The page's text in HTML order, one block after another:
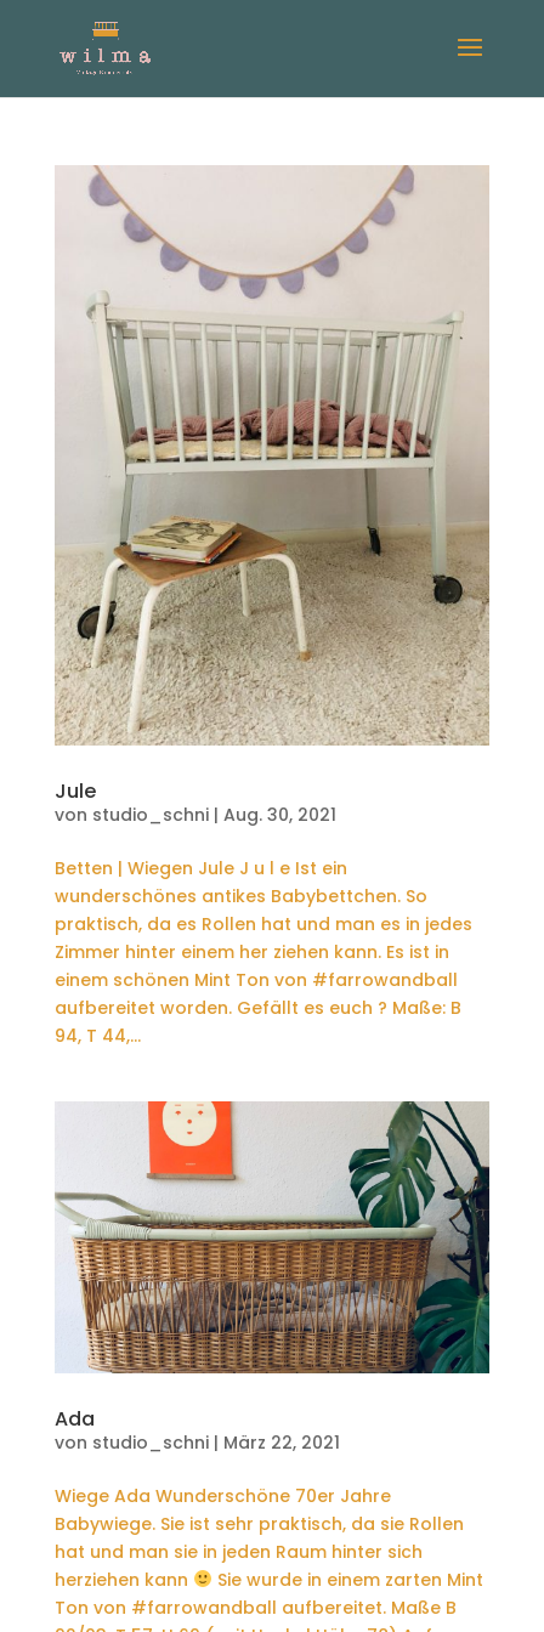
Jule
von studio_schni| Aug. 30, 2021
Betten | Wiegen Jule J u l e Ist ein
wunderschönes antikes Babybettchen. So
praktisch, da es Rollen hat und man es in jedes
Zimmer hinter einem her ziehen kann. Es ist in
einem schönen Mint Ton von #farrowandball
aufbereitet worden. Gefällt es euch ? Maße: B
94, T 44,...
Ada
von studio_schni| März 22, 2021
Wiege Ada Wunderschöne 70er Jahre
Babywiege. Sie ist sehr praktisch, da sie Rollen
hat und man sie in jeden Raum hinter sich
herziehen kann
Sie wurde in einem zarten Mint
Ton von #farrowandball aufbereitet. Maße B